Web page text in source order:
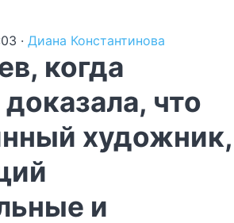
· Диана Константинова
когда
что
художник,
и